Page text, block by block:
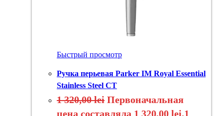
Быстрый просмотр
Ручка перьевая Parker IM Royal Essential
Stainless Steel CT
1 320,00lei Первоначальная
цена составляла 1 320,00 lei.1